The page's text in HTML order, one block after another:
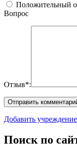
Положительный
Вопрос
Отзыв*:
Добавить учреждение
Поиск по